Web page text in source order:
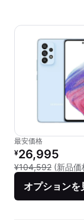
最安価格
リファービッシュ
¥26,995
¥104,592 (新品価
オプションを